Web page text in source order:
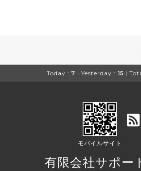
Today : 7 | Yesterday : 15 |
モバイルサイト
有限会社サポー